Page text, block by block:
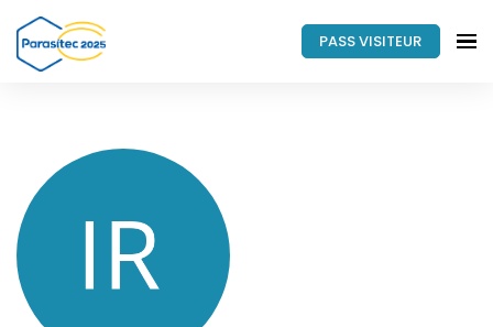
PASS VISITEUR